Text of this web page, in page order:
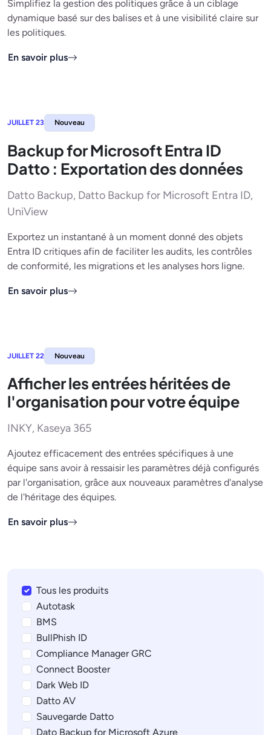
Simplifiez la gestion des politiques grâce à un ciblage
dynamique basé sur des balises et à une visibilité claire sur
les politiques.
En savoir plus
JUILLET 23 Nouveau
Backup for Microsoft Entra ID
Datto : Exportation des données
Datto Backup, Datto Backup for Microsoft Entra ID,
UniView
Exportez un instantané à un moment donné des objets
Entra ID critiques afin de faciliter les audits, les contrôles
de conformité, les migrations et les analyses hors ligne.
En savoir plus
JUILLET 22 Nouveau
Afficher les entrées héritées de
l'organisation pour votre équipe
INKY, Kaseya 365
Ajoutez efficacement des entrées spécifiques à une
équipe sans avoir à ressaisir les paramètres déjà configurés
par l'organisation, grâce aux nouveaux paramètres d'analyse
de l'héritage des équipes.
En savoir plus
Tous les produits
Autotask
BMS
BullPhish ID
Compliance Manager GRC
Connect Booster
Dark Web ID
Datto AV
Sauvegarde Datto
Dato Backup for Microsoft Azure